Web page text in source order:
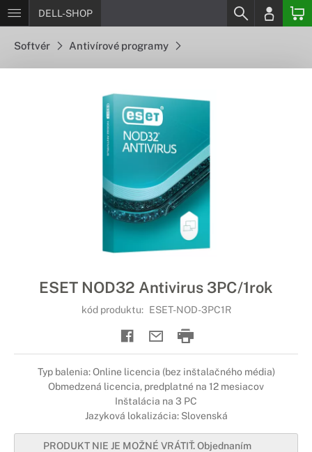
DELL-SHOP
Softvér Antivírové programy
ESET NOD32 Antivirus 3PC/1rok
kód produktu: ESET-NOD-3PC1R
Typ balenia: Online licencia (bez inštalačného média)
Obmedzená licencia, predplatné na 12 mesiacov
Inštalácia na 3 PC
Jazyková lokalizácia: Slovenská
PRODUKT NIE JE MOŽNÉ VRÁTIŤ. Objednaním